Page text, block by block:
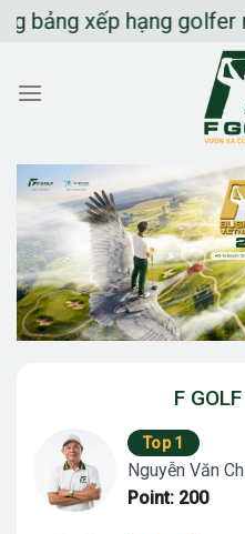
Chuyển
dung
xếp hạng golfer
F
Top 1
Nguyễn Văn
Point: 200